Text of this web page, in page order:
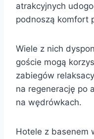
atrakcyjnych
podnoszą komfort
Wiele z nich
goście mogą
zabiegów
na regenerację po
na wędrówkach.
Hotele z basenem